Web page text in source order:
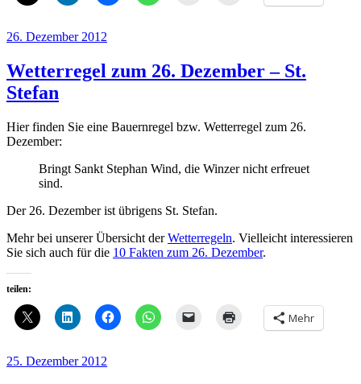
Veröffentlicht
26. Dezember 2012
Wetterregel zum 26. Dezember – St.
Stefan
Hier finden Sie eine Bauernregel bzw. Wetterregel zum 26.
Dezember:
Bringt Sankt Stephan Wind, die Winzer nicht erfreuet
sind.
Der 26. Dezember ist übrigens St. Stefan.
Mehr bei unserer Übersicht derWetterregeln. Vielleicht interessieren
Sie sich auch für die 10 Fakten zum 26. Dezember.
teilen:
Mehr
Veröffentlicht
25. Dezember 2012